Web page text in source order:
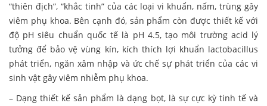
“thiên địch”, “khắc tinh” của các loại vi khuẩn, nấm, trùng gây
viêm phụ khoa. Bên cạnh đó, sản phẩm còn được thiết kế với
độ pH siêu chuẩn quốc tế là pH 4.5, tạo môi trường acid lý
tưởng để bảo vệ vùng kín, kích thích lợi khuẩn lactobacillus
phát triển, ngăn xâm nhập và ức chế sự phát triển của các vi
sinh vật gây viêm nhiễm phụ khoa.
– Dạng thiết kế sản phẩm là dạng bọt, là sự cực kỳ tinh tế và